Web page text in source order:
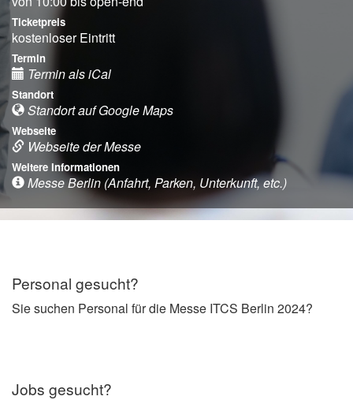
Ticketpreis
kostenloser Eintritt
Termin
Termin als iCal
Standort
Standort auf Google Maps
Webseite
Webseite der Messe
Weitere Informationen
Messe Berlin (Anfahrt, Parken, Unterkunft, etc.)
Personal gesucht?
Sie suchen Personal für die Messe ITCS Berlin 2024?
Jobs gesucht?